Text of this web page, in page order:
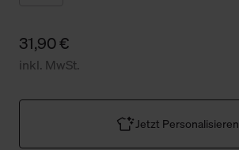
31,90 €
inkl. MwSt.
Jetzt Personalisieren